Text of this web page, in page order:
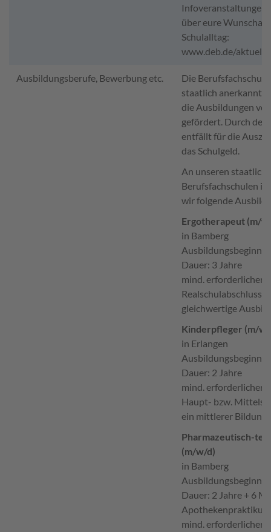
Infoveranstaltungen
über eure
Schulalltag:
www.deb.de/
Ausbildungsberufe, Bewerbung etc.
Die
staatlich anerkannt.
die Ausbildungen
gefördert. Durch
entfällt für die
das Schulgeld.
An unseren staatlich
Berufsfachschulen
wir folgende
Ergotherapeut (m/
in Bamberg
Ausbildungsbeginn:
Dauer: 3 Jahre
mind. erforderlicher
Realschulabschluss
gleichwertige
Kinderpfleger (m/
in Erlangen
Ausbildungsbeginn:
Dauer: 2 Jahre
mind. erforderlicher
Haupt- bzw.
ein mittlerer
Pharmazeutisch-
(m/w/d)
in Bamberg
Ausbildungsbeginn:
Dauer: 2 Jahre + 6
Apothekenpraktikum
mind. erforderlicher